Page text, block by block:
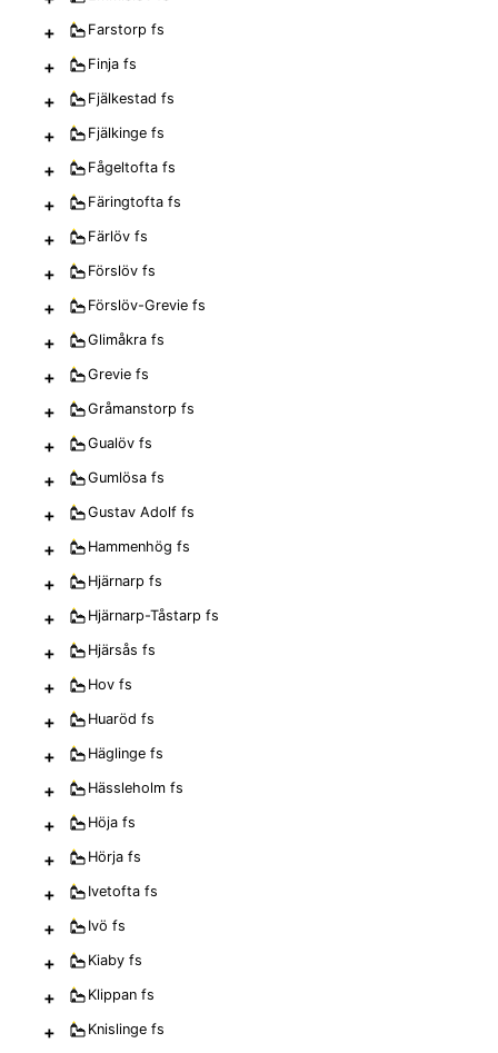
+ Farstorp fs
+ Finja fs
+ Fjälkestad fs
+ Fjälkinge fs
+ Fågeltofta fs
+ Färingtofta fs
+ Färlöv fs
+ Förslöv fs
+ Förslöv-Grevie fs
+ Glimåkra fs
+ Grevie fs
+ Gråmanstorp fs
+ Gualöv fs
+ Gumlösa fs
+ Gustav Adolf fs
+ Hammenhög fs
+ Hjärnarp fs
+ Hjärnarp-Tåstarp fs
+ Hjärsås fs
+ Hov fs
+ Huaröd fs
+ Häglinge fs
+ Hässleholm fs
+ Höja fs
+ Hörja fs
+ Ivetofta fs
+ Ivö fs
+ Kiaby fs
+ Klippan fs
+ Knislinge fs